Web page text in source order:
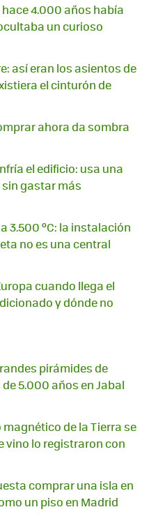
4.000 años había
un curioso
así eran los asientos de
el cinturón de
ahora da sombra
el edificio: usa una
sin gastar más
3.500 ºC: la instalación
no es una central
cuando llega el
y dónde no
pirámides de
5.000 años en Jabal
de la Tierra se
vino lo registraron con
comprar una isla en
un piso en Madrid